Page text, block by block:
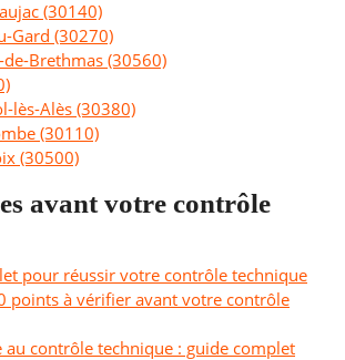
(30140)
Gard (30270)
Brethmas (30560)
lès-Alès (30380)
(30110)
(30500)
avant votre contrôle
pour réussir votre contrôle technique
points à vérifier avant votre contrôle
au contrôle technique : guide complet